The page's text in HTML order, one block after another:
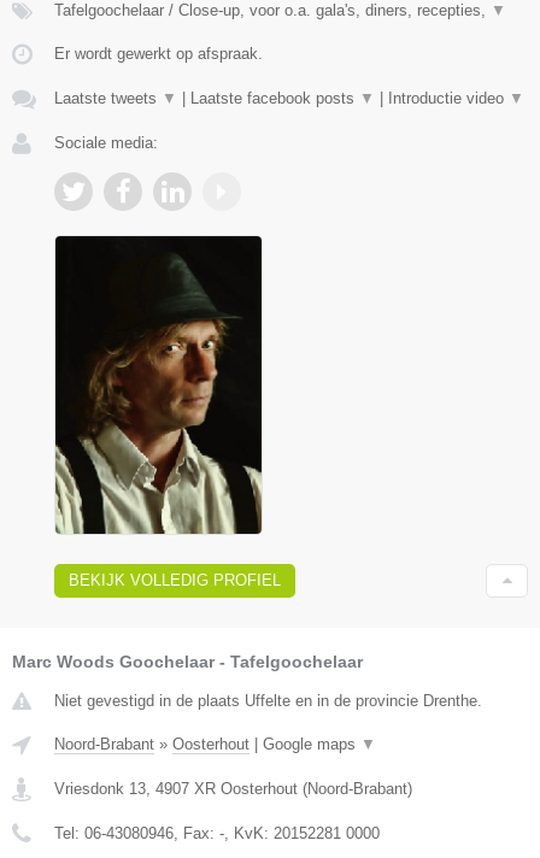
Tafelgoochelaar / Close-up, voor o.a. gala's, diners, recepties, ▼
Er wordt gewerkt op afspraak.
Laatste tweets ▼ Laatste facebook posts ▼ Introductie video ▼
Sociale media:
BEKIJK VOLLEDIG PROFIEL
Marc Woods Goochelaar - Tafelgoochelaar
Niet gevestigd in de plaats Uffelte en in de provincie Drenthe.
Noord-Brabant » Oosterhout Google maps ▼
Vriesdonk 13, 4907 XR Oosterhout (Noord-Brabant)
Tel: 06-43080946, Fax: -, KvK: 20152281 0000